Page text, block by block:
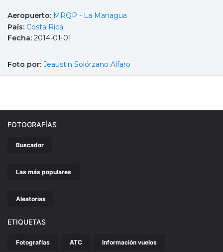
Aeropuerto: MRQP - La Managua
País: Costa Rica
Fecha: 2014-01-01
Foto por: Jeaustin Solórzano Alfaro
FOTOGRAFÍAS
Buscador
Las más populares
Aleatorias
ETIQUETAS
Fotografías ATC Información vuelos